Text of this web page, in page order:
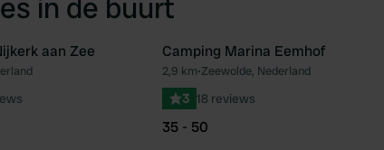
in de buurt
Favoriet
aan Zee Camping Marina Eemhof
2,9 km•Zeewolde, Nederland
3 18 reviews
35 - 50